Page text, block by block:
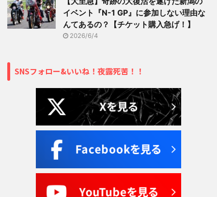
イベント『N-1 GP』に参加しない理由な
んてあるの？【チケット購入急げ！】
2026/6/4
SNSフォロー&いいね！夜露死苦！！